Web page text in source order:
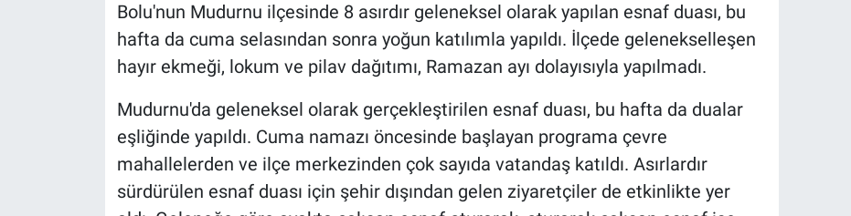
Bolu'nun Mudurnu ilçesinde 8 asırdır geleneksel olarak yapılan esnaf duası, bu
hafta da cuma selasından sonra yoğun katılımla yapıldı. İlçede gelenekselleşen
hayır ekmeği, lokum ve pilav dağıtımı, Ramazan ayı dolayısıyla yapılmadı.
Mudurnu'da geleneksel olarak gerçekleştirilen esnaf duası, bu hafta da dualar
eşliğinde yapıldı. Cuma namazı öncesinde başlayan programa çevre
mahallelerden ve ilçe merkezinden çok sayıda vatandaş katıldı. Asırlardır
sürdürülen esnaf duası için şehir dışından gelen ziyaretçiler de etkinlikte yer